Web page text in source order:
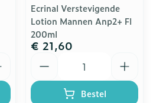
Ecrinal Verstevigende
Lotion Mannen Anp2+ Fl
200ml
€ 21,60
Bestel